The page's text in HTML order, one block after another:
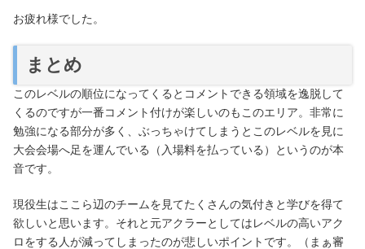
お疲れ様でした。
まとめ
このレベルの順位になってくるとコメントできる領域を逸脱して
くるのですが一番コメント付けが楽しいのもこのエリア。非常に
勉強になる部分が多く、ぶっちゃけてしまうとこのレベルを見に
大会会場へ足を運んでいる（入場料を払っている）というのが本
音です。
現役生はここら辺のチームを見てたくさんの気付きと学びを得て
欲しいと思います。それと元アクラーとしてはレベルの高いアク
ロをする人が減ってしまったのが悲しいポイントです。（まぁ審